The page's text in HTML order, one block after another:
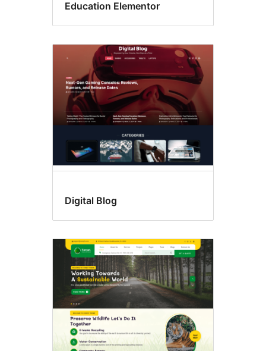
Education Elementor
Digital Blog